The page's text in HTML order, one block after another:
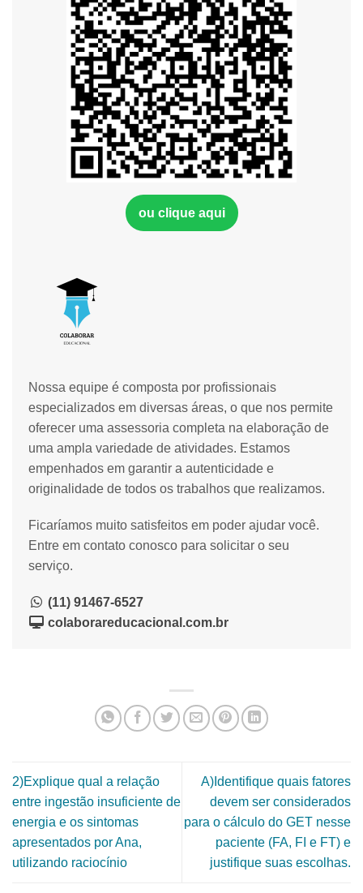
Nossa equipe é composta por profissionais
especializados em diversas áreas, o que nos permite
oferecer uma assessoria completa na elaboração de
uma ampla variedade de atividades. Estamos
empenhados em garantir a autenticidade e
originalidade de todos os trabalhos que realizamos.
Ficaríamos muito satisfeitos em poder ajudar você.
Entre em contato conosco para solicitar o seu
serviço.
(11) 91467-6527
colaborareducacional.com.br
ou clique aqui
2)Explique qual a relação
entre ingestão insuficiente de
energia e os sintomas
apresentados por Ana,
utilizando raciocínio
A)Identifique quais fatores
devem ser considerados
para o cálculo do GET nesse
paciente (FA, FI e FT) e
justifique suas escolhas.